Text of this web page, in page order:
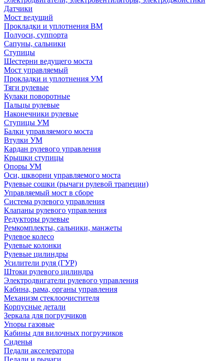
Датчики
Мост ведущий
Прокладки и уплотнения ВМ
Полуоси, суппорта
Сапуны, сальники
Ступицы
Шестерни ведущего моста
Мост управляемый
Прокладки и уплотнения УМ
Тяги рулевые
Кулаки поворотные
Пальцы рулевые
Наконечники рулевые
Ступицы УМ
Балки управляемого моста
Втулки УМ
Кардан рулевого управления
Крышки ступицы
Опоры УМ
Оси, шкворни управляемого моста
Рулевые сошки (рычаги рулевой трапеции)
Управляемый мост в сборе
Система рулевого управления
Клапаны рулевого управления
Редукторы рулевые
Ремкомплекты, сальники, манжеты
Рулевое колесо
Рулевые колонки
Рулевые цилиндры
Усилители руля (ГУР)
Штоки рулевого цилиндра
Электродвигатели рулевого управления
Кабина, рама, органы управления
Механизм стеклоочистителя
Корпусные детали
Зеркала для погрузчиков
Упоры газовые
Кабины для вилочных погрузчиков
Сиденья
Педали акселератора
Педали и рычаги